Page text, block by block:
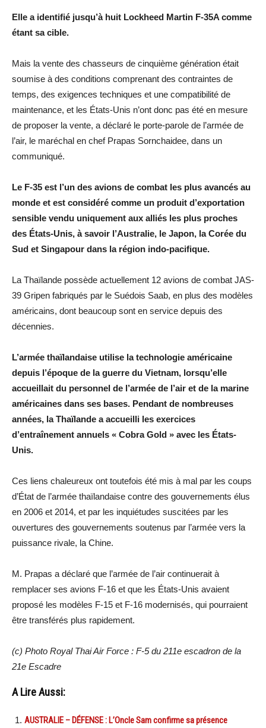
Elle a identifié jusqu’à huit Lockheed Martin F-35A comme
étant sa cible.
Mais la vente des chasseurs de cinquième génération était
soumise à des conditions comprenant des contraintes de
temps, des exigences techniques et une compatibilité de
maintenance, et les États-Unis n’ont donc pas été en mesure
de proposer la vente, a déclaré le porte-parole de l’armée de
l’air, le maréchal en chef Prapas Sornchaidee, dans un
communiqué.
Le F-35 est l’un des avions de combat les plus avancés au
monde et est considéré comme un produit d’exportation
sensible vendu uniquement aux alliés les plus proches
des États-Unis, à savoir l’Australie, le Japon, la Corée du
Sud et Singapour dans la région indo-pacifique.
La Thaïlande possède actuellement 12 avions de combat JAS-
39 Gripen fabriqués par le Suédois Saab, en plus des modèles
américains, dont beaucoup sont en service depuis des
décennies.
L’armée thaïlandaise utilise la technologie américaine
depuis l’époque de la guerre du Vietnam, lorsqu’elle
accueillait du personnel de l’armée de l’air et de la marine
américaines dans ses bases. Pendant de nombreuses
années, la Thaïlande a accueilli les exercices
d’entraînement annuels « Cobra Gold » avec les États-
Unis.
Ces liens chaleureux ont toutefois été mis à mal par les coups
d’État de l’armée thaïlandaise contre des gouvernements élus
en 2006 et 2014, et par les inquiétudes suscitées par les
ouvertures des gouvernements soutenus par l’armée vers la
puissance rivale, la Chine.
M. Prapas a déclaré que l’armée de l’air continuerait à
remplacer ses avions F-16 et que les États-Unis avaient
proposé les modèles F-15 et F-16 modernisés, qui pourraient
être transférés plus rapidement.
(c) Photo Royal Thai Air Force : F-5 du 211e escadron de la
21e Escadre
A Lire Aussi:
AUSTRALIE – DÉFENSE : L’Oncle Sam confirme sa présence